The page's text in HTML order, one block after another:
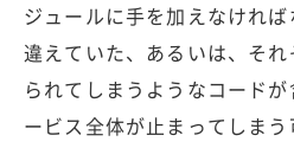
ジュールに手を加えなけれ
違えていた、あるいは、そ
られてしまうようなコード
ービス全体が止まってしまう